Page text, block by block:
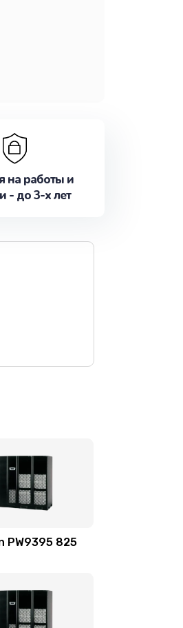
на работы и
- до 3-х лет
PW9395 825